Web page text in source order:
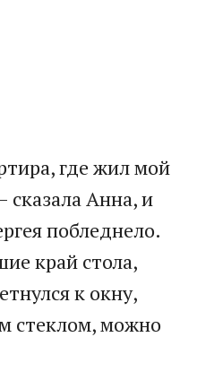
где жил мой
Анна, и
побледнело.
край стола,
к окну,
стеклом, можно